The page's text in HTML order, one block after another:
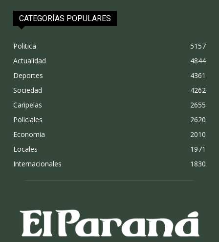
CATEGORÍAS POPULARES
Politica
5157
Actualidad
4844
Deportes
4361
Sociedad
4262
Caripelas
2655
Policiales
2620
Economia
2010
Locales
1971
Internacionales
1830